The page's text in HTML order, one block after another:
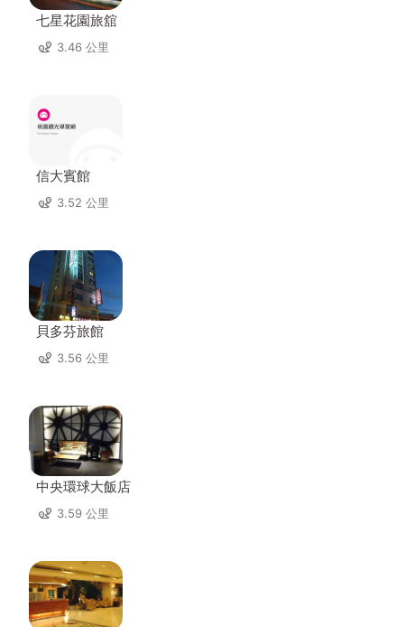
七星花園旅舘
3.46 公里
信大賓館
3.52 公里
貝多芬旅館
3.56 公里
中央環球大飯店
3.59 公里